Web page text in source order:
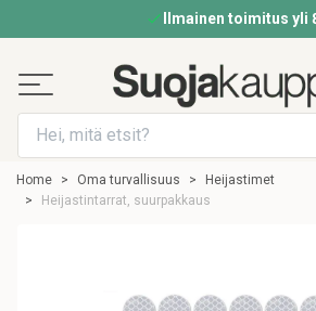
Ilmainen toimitus yli
Home Oma turvallisuus
Heijastimet
Heijastintarrat, suurpakkaus